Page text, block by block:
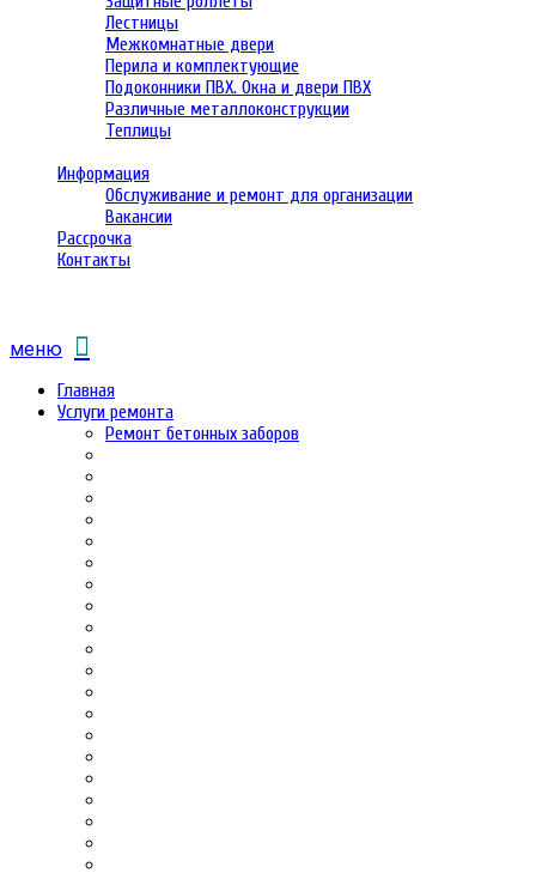
Лестницы
Межкомнатные двери
Перила и комплектующие
Подоконники ПВХ. Окна и двери ПВХ
Различные металлоконструкции
Теплицы
Информация
Обслуживание и ремонт для организации
Вакансии
Рассрочка
Контакты
меню
Главная
Услуги ремонта
Ремонт бетонных заборов